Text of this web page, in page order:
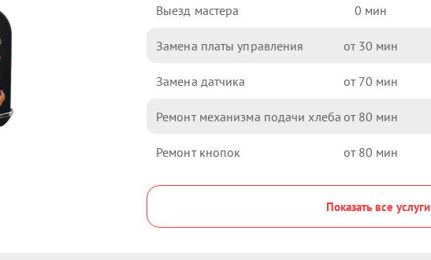
Выезд мастера 0
Замена платы управления 30
Замена датчика 70
Ремонт механизма подачи хлеба 80
Ремонт кнопок 80
Показать все услуги